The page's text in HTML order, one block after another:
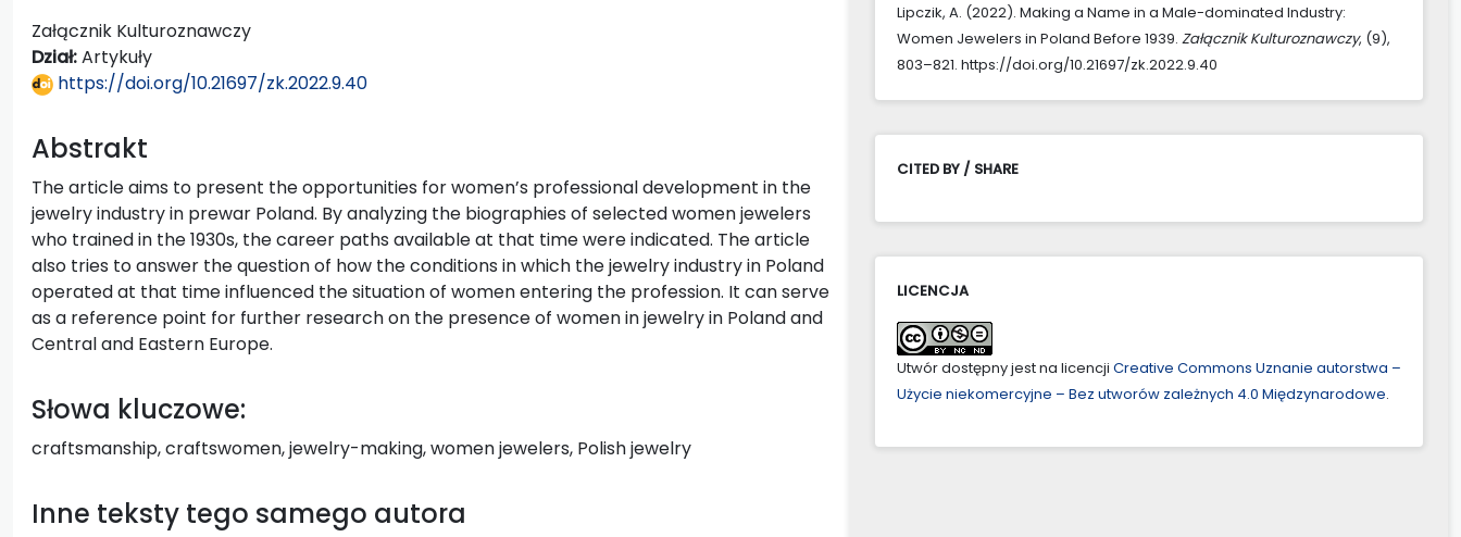
Załącznik Kulturoznawczy
Dział:Artykuły
https://doi.org/10.21697/zk.2022.9.40
Abstrakt
The article aims to present the opportunities for women’s professional development in the
jewelry industry in prewar Poland. By analyzing the biographies of selected women jewelers
who trained in the 1930s, the career paths available at that time were indicated. The article
also tries to answer the question of how the conditions in which the jewelry industry in Poland
operated at that time influenced the situation of women entering the profession. It can serve
as a reference point for further research on the presence of women in jewelry in Poland and
Central and Eastern Europe.
Słowa kluczowe:
craftsmanship, craftswomen, jewelry-making, women jewelers, Polish jewelry
Inne teksty tego samego autora
Lipczik, A. (2022). Making a Name in a Male-dominated Industry:
Women Jewelers in Poland Before 1939. Załącznik Kulturoznawczy, (9),
803–821. https://doi.org/10.21697/zk.2022.9.40
CITED BY / SHARE
LICENCJA
Utwór dostępny jest na licencji Creative Commons Uznanie autorstwa –
Użycie niekomercyjne – Bez utworów zależnych 4.0 Międzynarodowe.